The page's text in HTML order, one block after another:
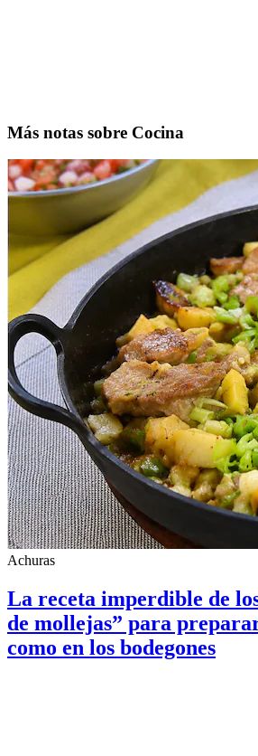
Más notas sobre Cocina
Achuras
La receta imperdible de
de mollejas” para
como en los bodegones